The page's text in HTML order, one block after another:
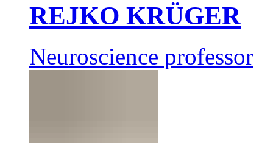
REJKO KRÜGER
Neuroscience professor